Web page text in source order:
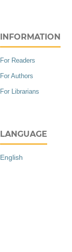
INFORMATION
For Readers
For Authors
For Librarians
LANGUAGE
English